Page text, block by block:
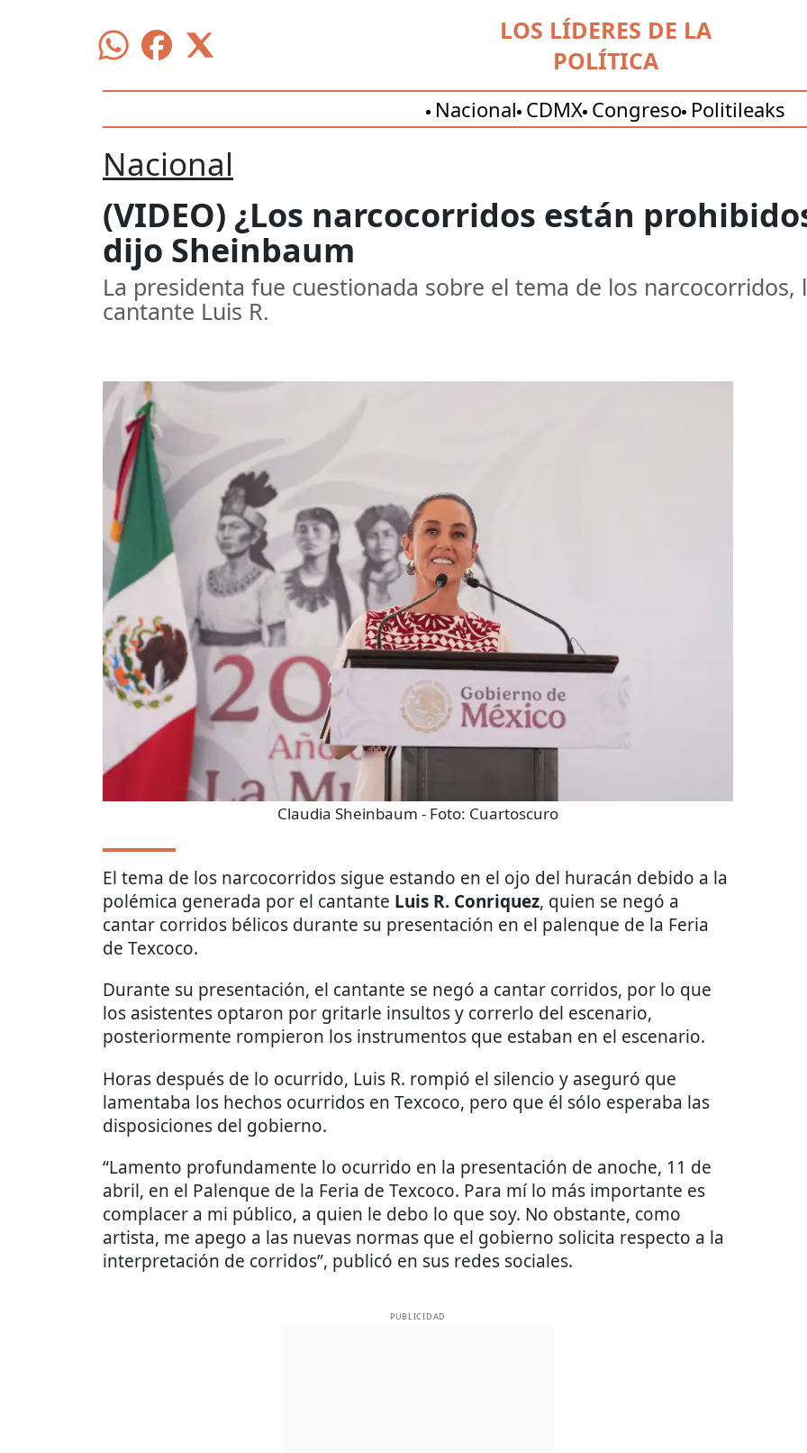
LOS LÍDERES DE LA
POLÍTICA
Nacional CDMX Congreso Politileaks
Nacional
(VIDEO) ¿Los narcocorridos están
dijo Sheinbaum
La presidenta fue cuestionada sobre el tema de los
cantante Luis R.
Claudia Sheinbaum - Foto: Cuartoscuro
El tema de los narcocorridos sigue estando en el ojo del huracán debido a la
polémica generada por el cantante Luis R. Conriquez, quien se negó a
cantar corridos bélicos durante su presentación en el palenque de la Feria
de Texcoco.
Durante su presentación, el cantante se negó a cantar corridos, por lo que
los asistentes optaron por gritarle insultos y correrlo del escenario,
posteriormente rompieron los instrumentos que estaban en el escenario.
Horas después de lo ocurrido, Luis R. rompió el silencio y aseguró que
lamentaba los hechos ocurridos en Texcoco, pero que él sólo esperaba las
disposiciones del gobierno.
“Lamento profundamente lo ocurrido en la presentación de anoche, 11 de
abril, en el Palenque de la Feria de Texcoco. Para mí lo más importante es
complacer a mi público, a quien le debo lo que soy. No obstante, como
artista, me apego a las nuevas normas que el gobierno solicita respecto a la
interpretación de corridos”, publicó en sus redes sociales.
PUBLICIDAD